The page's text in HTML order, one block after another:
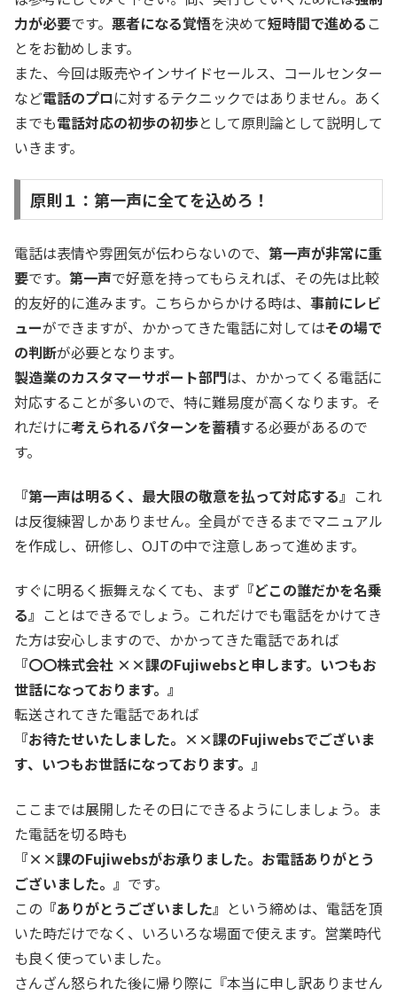
力が必要です。 悪者になる覚悟を決めて短時間で進める こ
とをお勧めします。
また、今回は販売やインサイドセールス、コールセンター
など電話のプロに対するテクニックではありません。あく
までも電話対応の初歩の初歩として原則論として説明して
いきます。
原則１：第一声に全てを込めろ！
電話は表情や雰囲気が伝わらないので、 第一声が非常に重
要です。 第一声で好意を持ってもらえれば、その先は比較
的友好的に進みます。こちらからかける時は、 事前にレビ
ューができますが、かかってきた電話に対してはその場で
の判断が必要となります。
製造業のカスタマーサポート部門は、かかってくる電話に
対応することが多いので、特に難易度が高くなります。そ
れだけに考えられるパターンを蓄積する必要があるので
す。
『第一声は明るく、最大限の敬意を払って対応する』 これ
は反復練習しかありません。全員ができるまでマニュアル
を作成し、研修し、OJTの中で注意しあって進めます。
すぐに明るく振舞えなくても、まず 『どこの誰だかを名乗
る』 ことはできるでしょう。これだけでも電話をかけてき
た方は安心しますので、かかってきた電話であれば
『〇〇株式会社 ××課のFujiwebsと申します。いつもお
世話になっております。』
転送されてきた電話であれば
『お待たせいたしました。××課のFujiwebsでございま
す、いつもお世話になっております。』
ここまでは展開したその日にできるようにしましょう。ま
た電話を切る時も
『××課のFujiwebsがお承りました。お電話ありがとう
ございました。』 です。
この 『ありがとうございました』 という締めは、電話を頂
いた時だけでなく、いろいろな場面で使えます。営業時代
も良く使っていました。
さんざん怒られた後に帰り際に『本当に申し訳ありません